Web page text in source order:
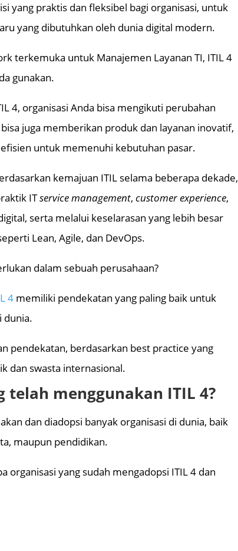
yang praktis dan fleksibel bagi organisasi, untuk
yang dibutuhkan oleh dunia digital modern.
terkemuka untuk Manajemen Layanan TI, ITIL 4
gunakan.
4, organisasi Anda bisa mengikuti perubahan
juga memberikan produk dan layanan inovatif,
untuk memenuhi kebutuhan pasar.
kemajuan ITIL selama beberapa dekade,
ITservice management,customer experience,
serta melalui keselarasan yang lebih besar
Lean, Agile, dan DevOps.
dalam sebuah perusahaan?
4 memiliki pendekatan yang paling baik untuk
dunia.
pendekatan, berdasarkan best practice yang
dan swasta internasional.
telah menggunakan ITIL 4?
dan diadopsi banyak organisasi di dunia, baik
maupun pendidikan.
organisasi yang sudah mengadopsi ITIL 4 dan